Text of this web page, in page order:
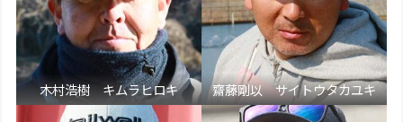
木村浩樹 キムラヒロキ 齋藤剛以 サイトウタカユキ